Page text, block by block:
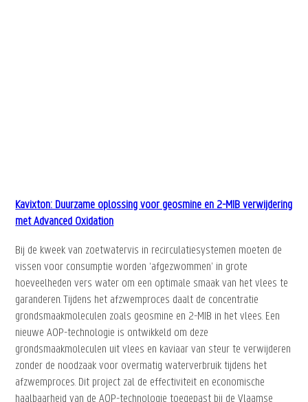
Kavixton: Duurzame oplossing voor geosmine en 2-MIB verwijdering
met Advanced Oxidation
Bij de kweek van zoetwatervis in recirculatiesystemen moeten de
vissen voor consumptie worden ‘afgezwommen’ in grote
hoeveelheden vers water om een optimale smaak van het vlees te
garanderen. Tijdens het afzwemproces daalt de concentratie
grondsmaakmoleculen zoals geosmine en 2-MIB in het vlees. Een
nieuwe AOP-technologie is ontwikkeld om deze
grondsmaakmoleculen uit vlees en kaviaar van steur te verwijderen
zonder de noodzaak voor overmatig waterverbruik tijdens het
afzwemproces. Dit project zal de effectiviteit en economische
haalbaarheid van de AOP-technologie toegepast bij de Vlaamse